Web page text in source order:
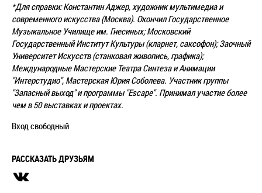
*Для справки: Константин Аджер, художник мультимедиа и
современного искусства (Москва). Окончил Государственное
Музыкальное Училище им. Гнесиных; Московский
Государственный Институт Культуры (кларнет, саксофон); Заочный
Университет Искусств (станковая живопись, графика);
Международные Мастерские Театра Синтеза и Анимации
"Интерстудио", Мастерская Юрия Соболева. Участник группы
"Запасный выход" и программы "Escape". Принимал участие более
чем в 50 выставках и проектах.
Вход свободный
РАССКАЗАТЬ ДРУЗЬЯМ